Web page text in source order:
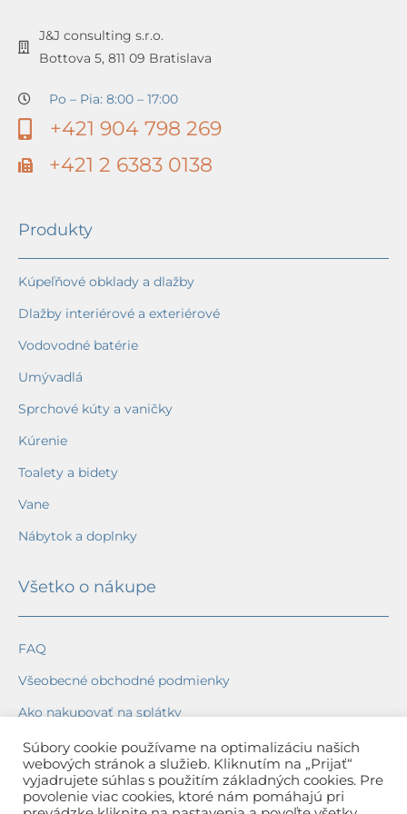
J&J consulting s.r.o.
Bottova 5, 811 09 Bratislava
Po – Pia: 8:00 – 17:00
+421 904 798 269
+421 2 6383 0138
Produkty
Kúpeľňové obklady a dlažby
Dlažby interiérové a exteriérové
Vodovodné batérie
Umývadlá
Sprchové kúty a vaničky
Kúrenie
Toalety a bidety
Vane
Nábytok a doplnky
Všetko o nákupe
FAQ
Všeobecné obchodné podmienky
Ako nakupovať na splátky
Ochrana osobných údajov
Reklamačný poriadok
Spôsob a cena dopravy
Súbory cookie používame na optimalizáciu našich
webových stránok a služieb. Kliknutím na „Prijať“
vyjadrujete súhlas s použitím základných cookies. Pre
povolenie viac cookies, ktoré nám pomáhajú pri